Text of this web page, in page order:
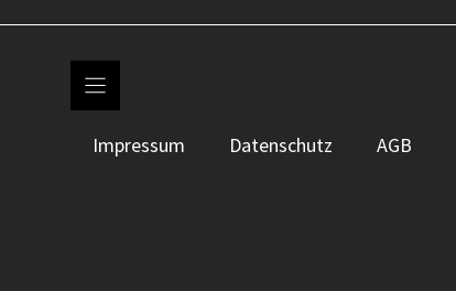
Impressum
Datenschutz AGB